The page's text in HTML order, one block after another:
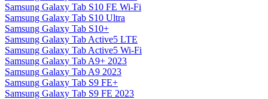
Samsung Galaxy Tab S10 FE Wi-Fi
Samsung Galaxy Tab S10 Ultra
Samsung Galaxy Tab S10+
Samsung Galaxy Tab Active5 LTE
Samsung Galaxy Tab Active5 Wi-Fi
Samsung Galaxy Tab A9+ 2023
Samsung Galaxy Tab A9 2023
Samsung Galaxy Tab S9 FE+
Samsung Galaxy Tab S9 FE 2023